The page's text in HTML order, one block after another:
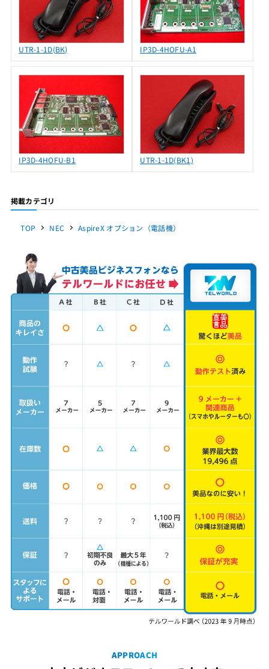
UTR-1-1D(BK) IP3D-4HOFU-A1
IP3D-4HOFU-B1 UTR-1-1D(BK1)
掲載カテゴリ
TOP NEC AspireX オプション（電話機）
APPROACH